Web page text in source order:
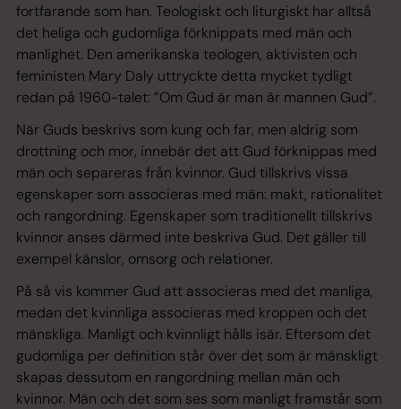
fortfarande som han. Teologiskt och liturgiskt har alltså
det heliga och gudomliga förknippats med män och
manlighet. Den amerikanska teologen, aktivisten och
feministen Mary Daly uttryckte detta mycket tydligt
redan på 1960-talet: ”Om Gud är man är mannen Gud”.
När Guds beskrivs som kung och far, men aldrig som
drottning och mor, innebär det att Gud förknippas med
män och separeras från kvinnor. Gud tillskrivs vissa
egenskaper som associeras med män: makt, rationalitet
och rangordning. Egenskaper som traditionellt tillskrivs
kvinnor anses därmed inte beskriva Gud. Det gäller till
exempel känslor, omsorg och relationer.
På så vis kommer Gud att associeras med det manliga,
medan det kvinnliga associeras med kroppen och det
mänskliga. Manligt och kvinnligt hålls isär. Eftersom det
gudomliga per definition står över det som är mänskligt
skapas dessutom en rangordning mellan män och
kvinnor. Män och det som ses som manligt framstår som